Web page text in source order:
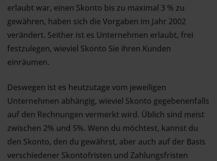
erlaubt war, einen Skonto bis zu maximal 3 % zu
gewähren, haben sich die Vorgaben im Jahr 2002
verändert. Seither ist es Unternehmen erlaubt, frei
festzulegen, wieviel Skonto Sie ihren Kunden
einräumen.
Deswegen ist es heutzutage vom jeweiligen
Unternehmen abhängig, wieviel Skonto gegebenenfalls
auf den Rechnungen vermerkt wird. Üblich sind meist
zwischen 2% und 5%. Wenn du möchtest, kannst du
den Skonto, den du gewährst, aber auch auf der Basis
verschiedener Skontofristen und Zahlungsfristen